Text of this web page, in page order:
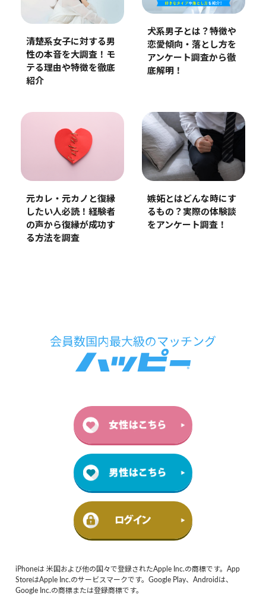
清楚系女子に対する男
性の本音を大調査！モ
テる理由や特徴を徹底
紹介
犬系男子とは？特徴や
恋愛傾向・落とし方を
アンケート調査から徹
底解明！
元カレ・元カノと復縁
したい人必読！経験者
の声から復縁が成功す
る方法を調査
嫉妬とはどんな時にす
るもの？実際の体験談
をアンケート調査！
iPhoneは 米国および他の国々で登録されたApple Inc.の商標です。App
StoreはApple Inc.のサービスマークです。Google Play、Androidは、
Google Inc.の商標または登録商標です。